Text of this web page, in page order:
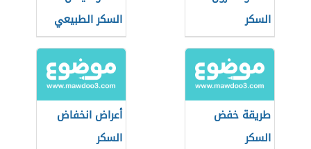
السكر
السكر الطبيعي
طريقة خفض
السكر
أعراض انخفاض
السكر